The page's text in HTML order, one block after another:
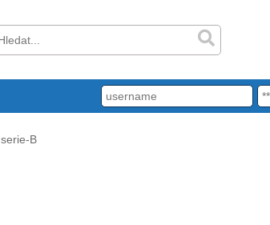
serie-B